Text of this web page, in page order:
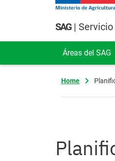
Pasar al contenido principal
SAG| Servicio
Áreas del SAG
Home